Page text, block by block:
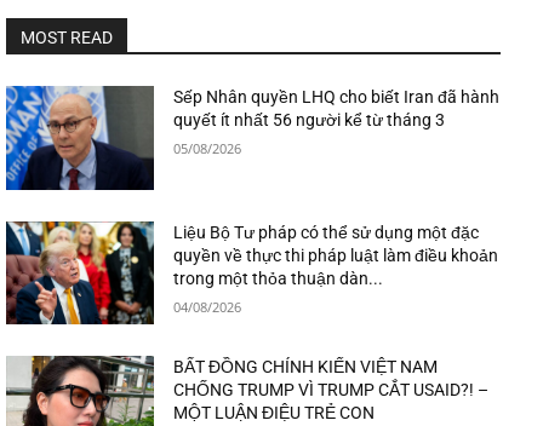
MOST READ
Sếp Nhân quyền LHQ cho biết Iran đã hành
quyết ít nhất 56 người kể từ tháng 3
05/08/2026
Liệu Bộ Tư pháp có thể sử dụng một đặc
quyền về thực thi pháp luật làm điều khoản
trong một thỏa thuận dàn...
04/08/2026
BẤT ĐỒNG CHÍNH KIẾN VIỆT NAM
CHỐNG TRUMP VÌ TRUMP CẮT USAID?! –
MỘT LUẬN ĐIỆU TRẺ CON